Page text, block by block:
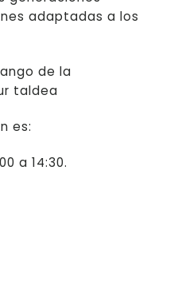
adaptadas a los
de la
taldea
es:
a 14:30.